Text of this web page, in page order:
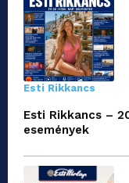
Esti Rikkancs
Esti Rikkancs –
események